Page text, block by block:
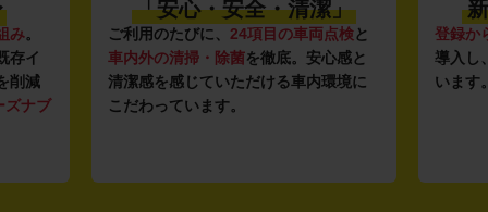
み。
存イ
削減
ズナブ
「安心・安全・清潔」
ご利用のたびに、 24項目の車両点検と
車内外の清掃・除菌を徹底。安心感と
清潔感を感じていただける車内環境に
こだわっています。
登録か
導入し
います